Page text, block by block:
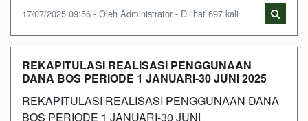
17/07/2025 09:56 - Oleh Administrator - Dilihat 697 kali
REKAPITULASI REALISASI PENGGUNAAN
DANA BOS PERIODE 1 JANUARI-30 JUNI 2025
REKAPITULASI REALISASI PENGGUNAAN DANA
BOS PERIODE 1 JANUARI-30 JUNI